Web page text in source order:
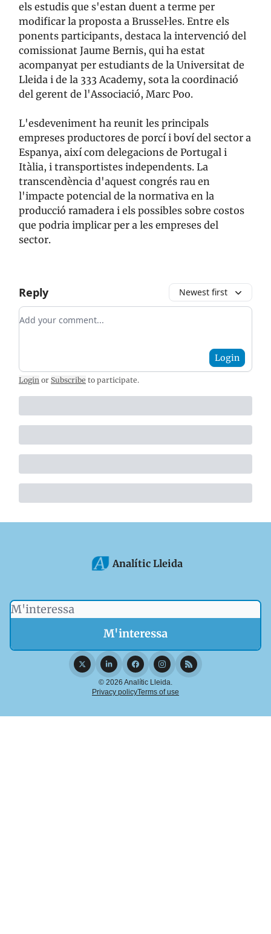
els estudis que s'estan duent a terme per
modificar la proposta a Brussel·les. Entre els
ponents participants, destaca la intervenció del
comissionat Jaume Bernis, qui ha estat
acompanyat per estudiants de la Universitat de
Lleida i de la 333 Academy, sota la coordinació
del gerent de l'Associació, Marc Poo.
L'esdeveniment ha reunit les principals
empreses productores de porcí i boví del sector a
Espanya, així com delegacions de Portugal i
Itàlia, i transportistes independents. La
transcendència d'aquest congrés rau en
l'impacte potencial de la normativa en la
producció ramadera i els possibles sobre costos
que podria implicar per a les empreses del
sector.
Reply Newest first
Add your comment
Login
Login or Subscribe to participate.
Analític Lleida
© 2026 Analític Lleida.
Privacy policyTerms of use